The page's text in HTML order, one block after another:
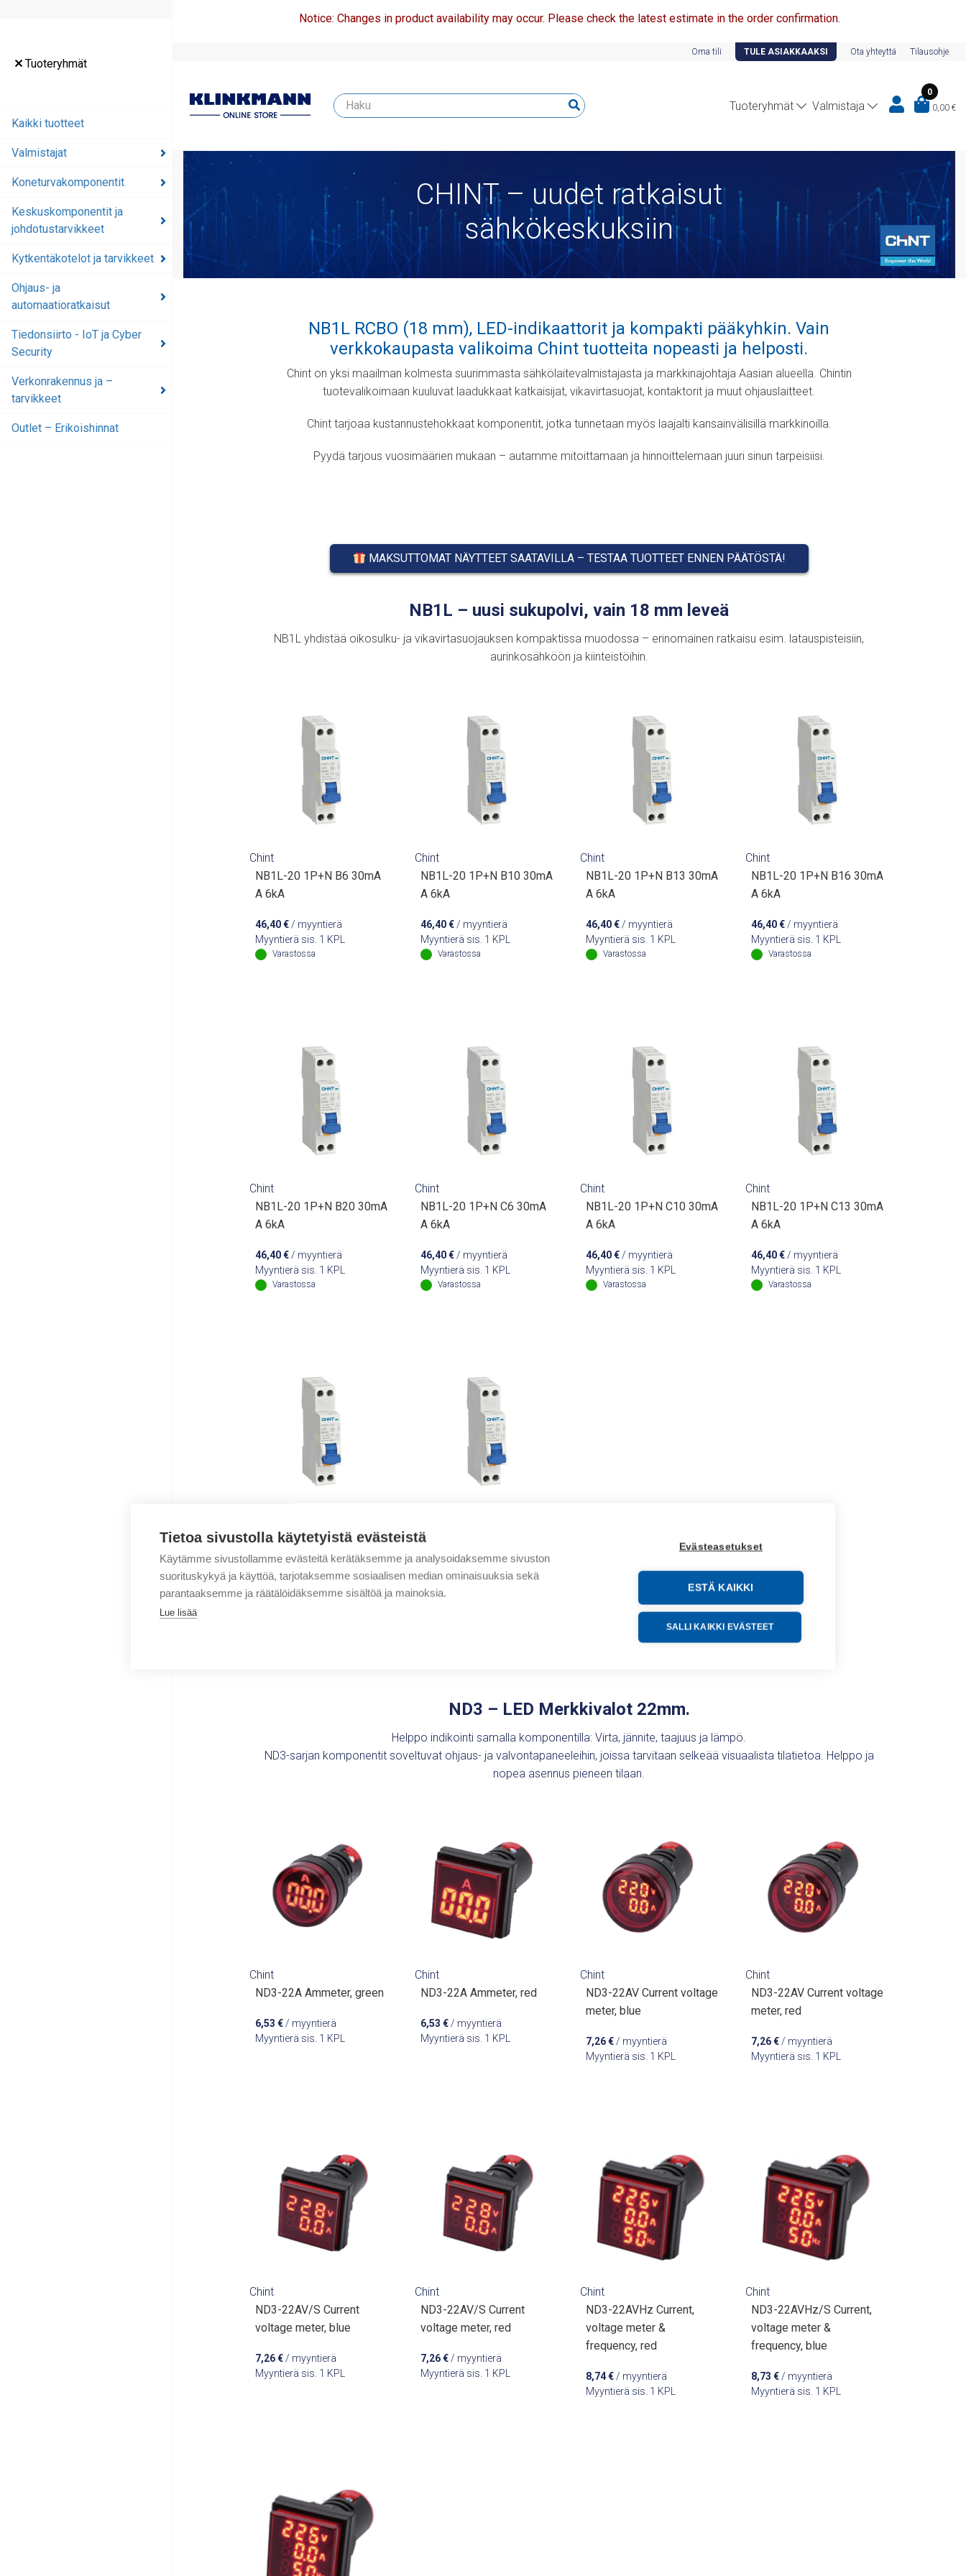
Tietoa sivustolla käytetyistä evästeistä
Käytämme sivustollamme evästeitä kerätäksemme ja analysoidaksemme sivuston
suorituskykyä ja käyttöä, tarjotaksemme sosiaalisen median ominaisuuksia sekä
parantaaksemme ja räätälöidäksemme sisältöä ja mainoksia.
Lue lisää
Evästeasetukset
ESTÄ KAIKKI
SALLI KAIKKI EVÄSTEET
Tuoteryhmät
Kaikki tuotteet
Valmistajat
Koneturvakomponentit
Keskuskomponentit ja
johdotustarvikkeet
Kytkentäkotelot ja tarvikkeet
Ohjaus- ja
automaatioratkaisut
Tiedonsiirto - IoT ja Cyber
Security
Verkonrakennus ja –
tarvikkeet
Outlet – Erikoishinnat
Notice: Changes in product availability may occur. Please check the latest estimate in the order confirmation.
Oma tili TULE ASIAKKAAKSI Ota yhteyttä Tilausohje
Tuoteryhmät Valmistaja
0
0,00 €
CHINT – uudet ratkaisut
sähkökeskuksiin
NB1L RCBO (18 mm), LED-indikaattorit ja kompakti pääkyhkin. Vain
verkkokaupasta valikoima Chint tuotteita nopeasti ja helposti.
Chint on yksi maailman kolmesta suurimmasta sähkölaitevalmistajasta ja markkinajohtaja Aasian alueella. Chintin
tuotevalikoimaan kuuluvat laadukkaat katkaisijat, vikavirtasuojat, kontaktorit ja muut ohjauslaitteet.
Chint tarjoaa kustannustehokkaat komponentit, jotka tunnetaan myös laajalti kansainvälisillä markkinoilla.
Pyydä tarjous vuosimäärien mukaan – autamme mitoittamaan ja hinnoittelemaan juuri sinun tarpeisiisi.
MAKSUTTOMAT NÄYTTEET SAATAVILLA – TESTAA TUOTTEET ENNEN PÄÄTÖSTÄ!
NB1L – uusi sukupolvi, vain 18 mm leveä
NB1L yhdistää oikosulku- ja vikavirtasuojauksen kompaktissa muodossa – erinomainen ratkaisu esim. latauspisteisiin,
aurinkosähköön ja kiinteistöihin.
Chint
NB1L-20 1P+N B6 30mA
A 6kA
46,40€/ myyntierä
Myyntierä sis. 1 KPL
Varastossa
Chint
NB1L-20 1P+N B10 30mA
A 6kA
46,40€/ myyntierä
Myyntierä sis. 1 KPL
Varastossa
Chint
NB1L-20 1P+N B13 30mA
A 6kA
46,40€/ myyntierä
Myyntierä sis. 1 KPL
Varastossa
Chint
NB1L-20 1P+N B16 30mA
A 6kA
46,40€/ myyntierä
Myyntierä sis. 1 KPL
Varastossa
Chint
NB1L-20 1P+N B20 30mA
A 6kA
46,40€/ myyntierä
Myyntierä sis. 1 KPL
Varastossa
Chint
NB1L-20 1P+N C6 30mA
A 6kA
46,40€/ myyntierä
Myyntierä sis. 1 KPL
Varastossa
Chint
NB1L-20 1P+N C10 30mA
A 6kA
46,40€/ myyntierä
Myyntierä sis. 1 KPL
Varastossa
Chint
NB1L-20 1P+N C13 30mA
A 6kA
46,40€/ myyntierä
Myyntierä sis. 1 KPL
Varastossa
NB1L-20 1P+N C16 30mA
A 6kA
/ myyntierä
Myyntierä sis. 1 KPL
NB1L-20 1P+N C20 30mA
A 6kA
Myyntierä sis. 1 KPL
ND3 – LED Merkkivalot 22mm.
Helppo indikointi samalla komponentilla: Virta, jännite, taajuus ja lämpö.
ND3-sarjan komponentit soveltuvat ohjaus- ja valvontapaneeleihin, joissa tarvitaan selkeää visuaalista tilatietoa. Helppo ja
nopea asennus pieneen tilaan.
Chint
ND3-22A Ammeter, green
6,53 € / myyntierä
Myyntierä sis. 1 KPL
Chint
ND3-22A Ammeter, red
6,53 €/ myyntierä
Myyntierä sis. 1 KPL
Chint
ND3-22AV Current voltage
meter, blue
7,26€/ myyntierä
Myyntierä sis. 1 KPL
Chint
ND3-22AV Current voltage
meter, red
7,26€/ myyntierä
Myyntierä sis. 1 KPL
Chint
ND3-22AV/S Current
voltage meter, blue
7,26€ / myyntierä
Myyntierä sis. 1 KPL
Chint
ND3-22AV/S Current
voltage meter, red
7,26€/ myyntierä
Myyntierä sis. 1 KPL
Chint
ND3-22AVHz Current,
voltage meter &
frequency, red
8,74€/ myyntierä
Myyntierä sis. 1 KPL
Chint
ND3-22AVHz/S Current,
voltage meter &
frequency, blue
8,73 €/ myyntierä
Myyntierä sis. 1 KPL